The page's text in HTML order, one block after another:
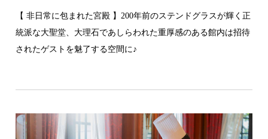
【 非日常に包まれた宮殿 】200年前のステンドグラスが輝く正
統派な大聖堂、大理石であしらわれた重厚感のある館内は招待
されたゲストを魅了する空間に♪